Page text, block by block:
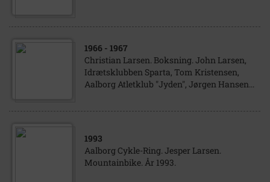
1966 - 1967
Christian Larsen. Boksning. John Larsen,
Idrætsklubben Sparta, Tom Kristensen,
Aalborg Atletklub "Jyden", Jørgen Hansen...
1993
Aalborg Cykle-Ring. Jesper Larsen.
Mountainbike. År 1993.